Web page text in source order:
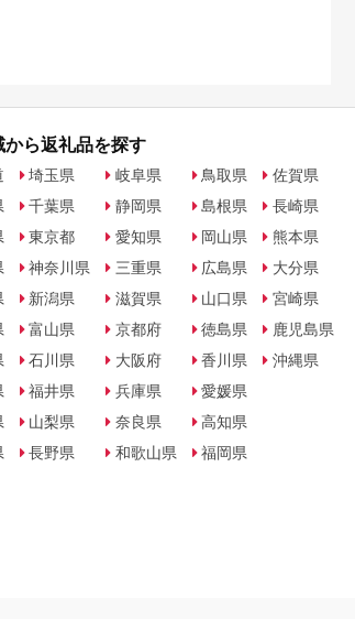
から返礼品を探す
埼玉県
千葉県
東京都
神奈川県
新潟県
富山県
石川県
福井県
山梨県
長野県
岐阜県
静岡県
愛知県
三重県
滋賀県
京都府
大阪府
兵庫県
奈良県
和歌山県
鳥取県
島根県
岡山県
広島県
山口県
徳島県
香川県
愛媛県
高知県
福岡県
佐賀県
長崎県
熊本県
大分県
宮崎県
鹿児島県
沖縄県